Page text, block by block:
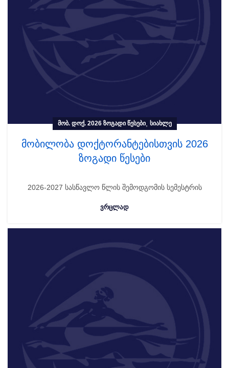
ᲛᲝᲑ. ᲓᲝᲥ. 2026 ᲖᲝᲒᲐᲓᲘ ᲬᲔᲡᲔᲑᲘ, ᲡᲘᲐᲮᲚᲔ
მობილობა დოქტორანტებისთვის 2026
ზოგადი წესები
2026-2027 სასწავლო წლის შემოდგომის სემესტრის
ᲕᲠᲪᲚᲐᲓ